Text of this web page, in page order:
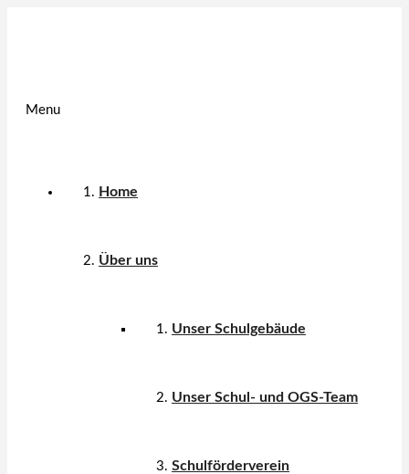
Menu
Home
Über uns
Unser Schulgebäude
Unser Schul- und OGS-Team
Schulförderverein